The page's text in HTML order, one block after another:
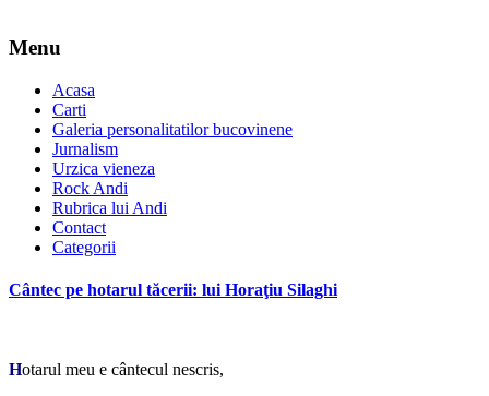
Menu
Acasa
Carti
Galeria personalitatilor bucovinene
Jurnalism
Urzica vieneza
Rock Andi
Rubrica lui Andi
Contact
Categorii
Cântec pe hotarul tăcerii: lui Horaţiu Silaghi
Hotarul meu e cântecul nescris,